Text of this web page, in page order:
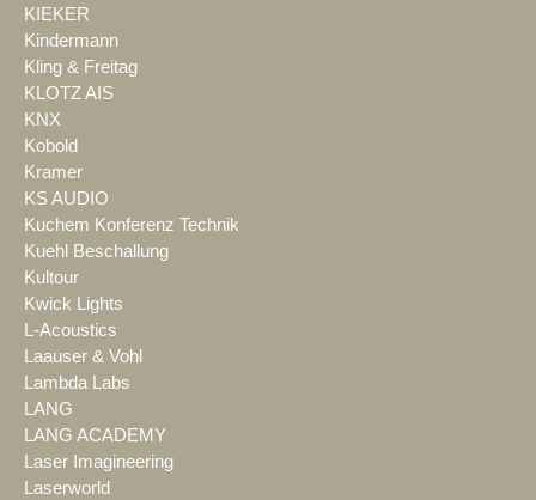
KIEKER
Kindermann
Kling & Freitag
KLOTZ AIS
KNX
Kobold
Kramer
KS AUDIO
Kuchem Konferenz Technik
Kuehl Beschallung
Kultour
Kwick Lights
L-Acoustics
Laauser & Vohl
Lambda Labs
LANG
LANG ACADEMY
Laser Imagineering
Laserworld